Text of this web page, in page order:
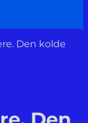
Den kolde